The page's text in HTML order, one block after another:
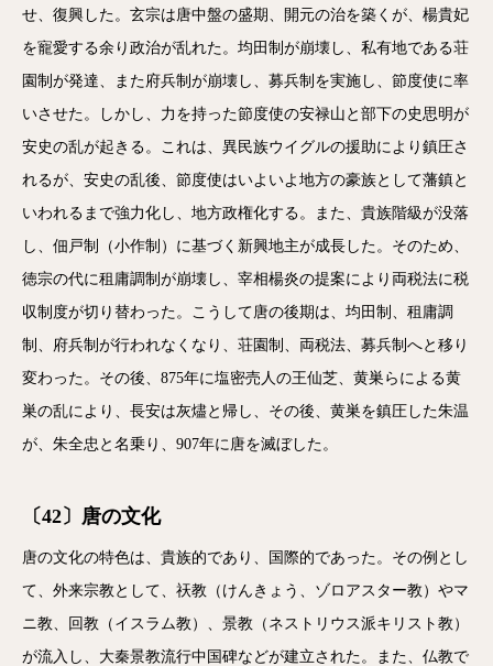
せ、復興した。玄宗は唐中盤の盛期、開元の治を築くが、楊貴妃
を寵愛する余り政治が乱れた。均田制が崩壊し、私有地である荘
園制が発達、また府兵制が崩壊し、募兵制を実施し、節度使に率
いさせた。しかし、力を持った節度使の安禄山と部下の史思明が
安史の乱が起きる。これは、異民族ウイグルの援助により鎮圧さ
れるが、安史の乱後、節度使はいよいよ地方の豪族として藩鎮と
いわれるまで強力化し、地方政権化する。また、貴族階級が没落
し、佃戸制（小作制）に基づく新興地主が成長した。そのため、
徳宗の代に租庸調制が崩壊し、宰相楊炎の提案により両税法に税
収制度が切り替わった。こうして唐の後期は、均田制、租庸調
制、府兵制が行われなくなり、荘園制、両税法、募兵制へと移り
変わった。その後、875年に塩密売人の王仙芝、黄巣らによる黄
巣の乱により、長安は灰燼と帰し、その後、黄巣を鎮圧した朱温
が、朱全忠と名乗り、907年に唐を滅ぼした。
〔42〕唐の文化
唐の文化の特色は、貴族的であり、国際的であった。その例とし
て、外来宗教として、祆教（けんきょう、ゾロアスター教）やマ
ニ教、回教（イスラム教）、景教（ネストリウス派キリスト教）
が流入し、大秦景教流行中国碑などが建立された。また、仏教で